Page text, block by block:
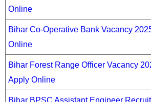
Online
Bihar Co-Operative Bank Vacancy
Online
Bihar Forest Range Officer Vacancy
Apply Online
Bihar BPSC Assistant Engineer